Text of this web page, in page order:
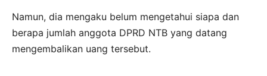
Namun, dia mengaku belum mengetahui siapa dan
berapa jumlah anggota DPRD NTB yang datang
mengembalikan uang tersebut.